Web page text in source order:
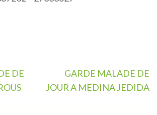
DE
GARDE MALADE DE
JOUR A MEDINA JEDIDA